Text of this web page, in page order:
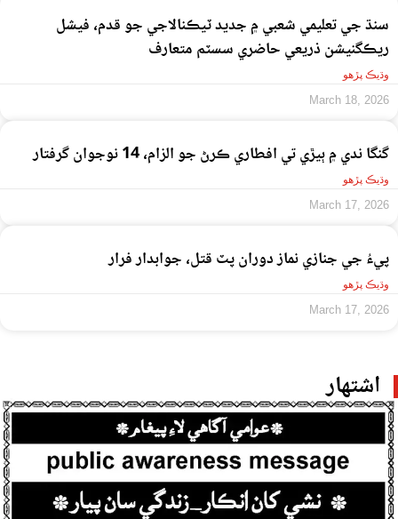
سنڌ جي تعليمي شعبي ۾ جديد ٽيڪنالاجي جو قدم، فيشل
ريڪگنيشن ذريعي حاضري سسٽم متعارف
وڌيڪ پڙهو
March 18, 2026
گنگا ندي ۾ ٻيڙي تي افطاري ڪرڻ جو الزام، 14 نوجوان گرفتار
وڌيڪ پڙهو
March 17, 2026
پيءُ جي جنازي نماز دوران پٽ قتل، جوابدار فرار
وڌيڪ پڙهو
March 17, 2026
اشتهار